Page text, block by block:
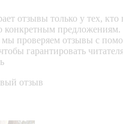
отзывы только у тех, кто
конкретным предложениям.
мы проверяем отзывы с
гарантировать
отзыв